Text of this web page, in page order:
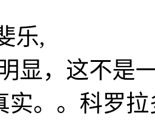
乐,
显，这不是
实。。科罗